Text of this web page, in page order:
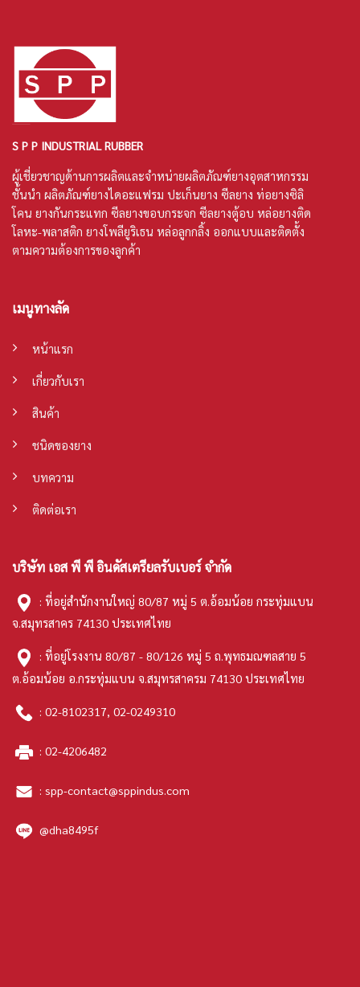
S P P INDUSTRIAL RUBBER
ผู้เชี่ยวชาญด้านการผลิตและจำหน่ายผลิตภัณฑ์ยางอุตสาหกรรม
ชั้นนำ ผลิตภัณฑ์ยางไดอะแฟรม ปะเก็นยาง ซีลยาง ท่อยางซิลิ
โคน ยางกันกระแทก ซีลยางขอบกระจก ซีลยางตู้อบ หล่อยางติด
โลหะ-พลาสติก ยางโพลียูริเธน หล่อลูกกลิ้ง ออกแบบและติดตั้ง
ตามความต้องการของลูกค้า
เมนูทางลัด
หน้าแรก
เกี่ยวกับเรา
สินค้า
ชนิดของยาง
บทความ
ติดต่อเรา
บริษัท เอส พี พี อินดัสเตรียลรับเบอร์ จำกัด
: ที่อยู่สำนักงานใหญ่ 80/87 หมู่ 5 ต.อ้อมน้อย กระทุ่มแบน
จ.สมุทรสาคร 74130 ประเทศไทย
: ที่อยู่โรงงาน 80/87 - 80/126 หมู่ 5 ถ.พุทธมณฑลสาย 5
ต.อ้อมน้อย อ.กระทุ่มแบน จ.สมุทรสาครม 74130 ประเทศไทย
: 02-8102317, 02-0249310
: 02-4206482
: spp-contact@sppindus.com
@dha8495f